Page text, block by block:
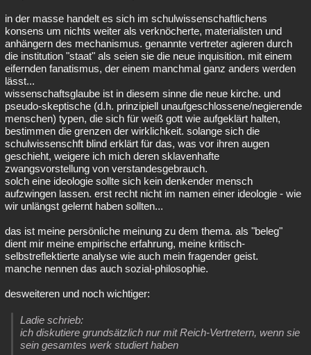
in der masse handelt es sich im schulwissenschaftlichens
konsens um nichts weiter als verknöcherte, materialisten und
anhängern des mechanismus. genannte vertreter agieren durch
die institution "staat" als seien sie die neue inquisition. mit einem
eifernden fanatismus, der einem manchmal ganz anders werden
lässt...
wissenschaftsglaube ist in diesem sinne die neue kirche. und
pseudo-skeptische (d.h. prinzipiell unaufgeschlossene/negierende
menschen) typen, die sich für weiß gott wie aufgeklärt halten,
bestimmen die grenzen der wirklichkeit. solange sich die
schulwissenschft blind erklärt für das, was vor ihren augen
geschieht, weigere ich mich deren sklavenhafte
zwangsvorstellung von verstandesgebrauch.
solch eine ideologie sollte sich kein denkender mensch
aufzwingen lassen. erst recht nicht im namen einer ideologie - wie
wir unlängst gelernt haben sollten...
das ist meine persönliche meinung zu dem thema. als "beleg"
dient mir meine empirische erfahrung, meine kritisch-
selbstreflektierte analyse wie auch mein fragender geist.
manche nennen das auch sozial-philosophie.
desweiteren und noch wichtiger:
Ladie schrieb:
ich diskutiere grundsätzlich nur mit Reich-Vertretern, wenn sie
sein gesamtes werk studiert haben